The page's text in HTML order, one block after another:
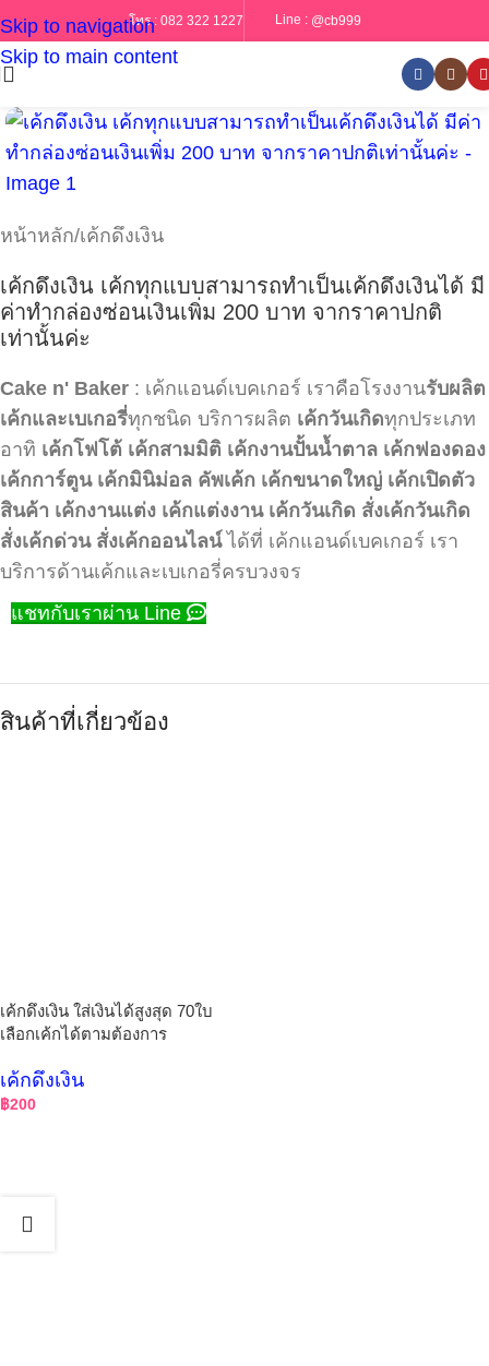
Skip to navigation
Skip to main content
โทร : 082 322 1227 Line : @cb999
หน้าหลัก/เค้กดึงเงิน
เค้กดึงเงิน เค้กทุกแบบสามารถทำเป็นเค้กดึงเงินได้ มี
ค่าทำกล่องซ่อนเงินเพิ่ม 200 บาท จากราคาปกติ
เท่านั้นค่ะ
Cake n' Baker : เค้กแอนด์เบคเกอร์ เราคือโรงงานรับผลิต
เค้กและเบเกอรี่ทุกชนิด บริการผลิต เค้กวันเกิดทุกประเภท
อาทิ เค้กโฟโต้ เค้กสามมิติ เค้กงานปั้นน้ำตาล เค้กฟองดอง
เค้กการ์ตูน เค้กมินิม่อล คัพเค้ก เค้กขนาดใหญ่ เค้กเปิดตัว
สินค้า เค้กงานแต่ง เค้กแต่งงาน เค้กวันเกิด สั่งเค้กวันเกิด
สั่งเค้กด่วน สั่งเค้กออนไลน์ได้ที่ เค้กแอนด์เบคเกอร์ เรา
บริการด้านเค้กและเบเกอรี่ครบวงจร
แชทกับเราผ่าน Line
สินค้าที่เกี่ยวข้อง
เค้กดึงเงิน ใส่เงินได้สูงสุด 70ใบ
เลือกเค้กได้ตามต้องการ
เค้กดึงเงิน
฿200